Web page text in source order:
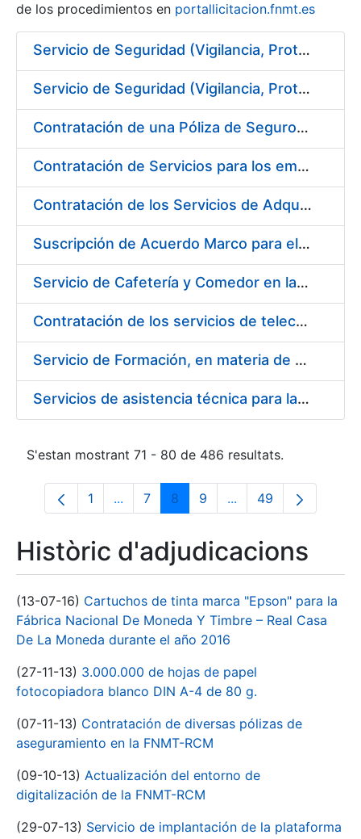
Mostra/Amaga
de los procedimientos en portallicitacion.fnmt.es
Servicio de Seguridad (Vigilancia, Protección y Control) en los centros de la FNMT-RCM en Burgos
Servicio de Seguridad (Vigilancia, Protección y Control) en los centros de la FNMT-RCM en Madrid
Contratación de una Póliza de Seguro Colectivo de Asistencia Sanitaria para la Fábrica Nacional de Moneda y Timbre – Real Casa de la Moneda
Contratación de Servicios para los empleados de la Fábrica Nacional de Moneda y Timbre-Real Casa de la Moneda para el año 2020, en ejecución de la sentencia número 511/2020 de la Sala de lo Social del Tribunal Supremo (Cesta de Navidad)
Contratación de los Servicios de Adquisición, Renovación y Mantenimiento de Licencias Software de Ofimática ( 2 lotes)
Suscripción de Acuerdo Marco para el Suministro de Material de Acero Inoxidable de la Entidad Pública Empresarial Fábrica Nacional de Moneda y Timbre-Real Casa de la Moneda (FNMT-RCM)
Servicio de Cafetería y Comedor en la sede central de la Fábrica Nacional de Moneda y Timbre-Real Casa de la Moneda en Madrid
Contratación de los servicios de telecomunicaciones para la FNMT-RCM
Servicio de Formación, en materia de Prevención de Riesgos Laborales, de Cursos de Operador de Carretillas de Manutención, Puente Grúa, Polipastos y Plataformas Móviles de Personal (PEMP), en su sede de Madrid y Burgos
Servicios de asistencia técnica para la realización de análisis de las aguas potables
S'estan mostrant 71 - 80 de 486 resultats.
Pàgina
1 ...Pàgines intermèdies Utilitzeu TAB per
Pàgina
7 Pàgina
8 Pàgina
9 ...Pàgines intermèdies
Pàgina
49
Històric d'adjudicacions
(13-07-16) Cartuchos de tinta marca "Epson" para la
Fábrica Nacional De Moneda Y Timbre – Real Casa
De La Moneda durante el año 2016
(27-11-13) 3.000.000 de hojas de papel
fotocopiadora blanco DIN A-4 de 80 g.
(07-11-13) Contratación de diversas pólizas de
aseguramiento en la FNMT-RCM
(09-10-13) Actualización del entorno de
digitalización de la FNMT-RCM
(29-07-13) Servicio de implantación de la plataforma